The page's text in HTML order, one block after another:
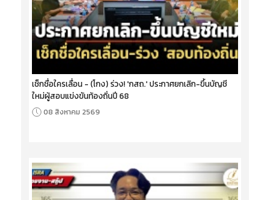
เช็กชื่อใครเลื่อน - (โกง) ร่วง! 'กสถ.' ประกาศยกเลิก-ขึ้นบัญชี
ใหม่ผู้สอบแข่งขันท้องถิ่นปี 68
08 สิงหาคม 2569